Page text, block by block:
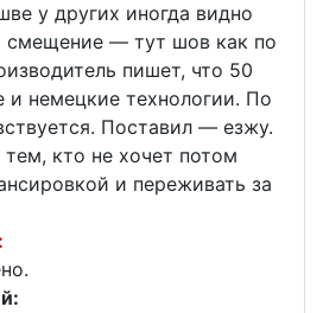
у других иногда видно
смещение — тут шов как по
пишет, что 50
и немецкие технологии. По
Поставил — езжу.
кто не хочет потом
и переживать за